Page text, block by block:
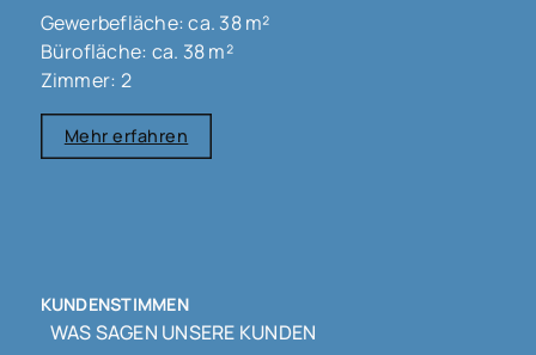
Gewerbefläche: ca. 38 m²
Bürofläche: ca. 38 m²
Zimmer: 2
Mehr erfahren
KUNDENSTIMMEN
WAS SAGEN UNSERE KUNDEN